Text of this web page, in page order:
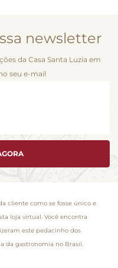
newsletter
da Casa Santa Luzia em
seu e-mail
cliente como se fosse único e
loja virtual. Você encontra
este pedacinho dos
da gastronomia no Brasil.